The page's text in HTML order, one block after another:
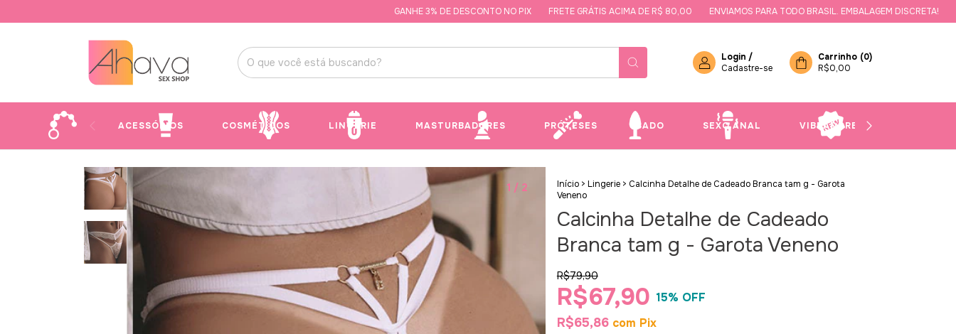
GANHE 3% DE DESCONTO NO PIX FRETE GRÁTIS ACIMA DE R$ 80,00 ENVIAMOS PARA TODO BRASIL. EMBALAGEM DISCRETA!
Login /
Cadastre-se
Carrinho (0)
R$0,00
ACESSÓRIOS COSMÉTICOS LINGERIE MASTURBADORES PRÓTESES SADO SEXO ANAL VIBRADORES
1 / 2 Início > Lingerie > Calcinha Detalhe de Cadeado Branca tam g - Garota
Veneno
Calcinha Detalhe de Cadeado
Branca tam g - Garota Veneno
R$79,90
R$67,90 15% OFF
R$65,86 com Pix